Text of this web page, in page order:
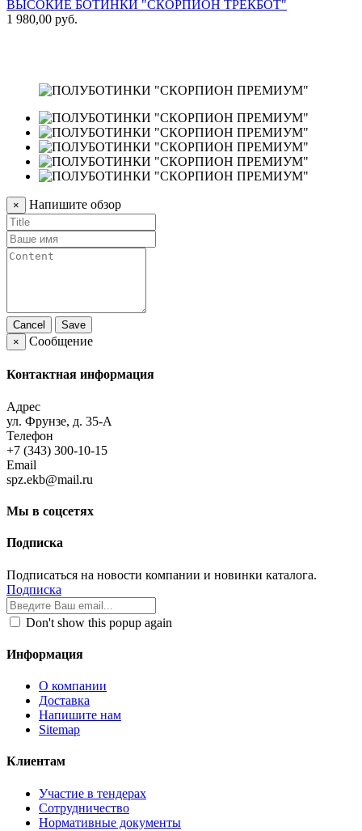
ВЫСОКИЕ БОТИНКИ "СКОРПИОН ТРЕКБОТ"
1 980,00 руб.
× Напишите обзор
Cancel
Save
×
Сообщение
Контактная информация
Адрес
ул. Фрунзе, д. 35-А
Телефон
+7 (343) 300-10-15
Email
spz.ekb@mail.ru
Мы в соцсетях
Подписка
Подписаться на новости компании и новинки каталога.
Подписка
Don't show this popup again
Информация
О компании
Доставка
Напишите нам
Sitemap
Клиентам
Участие в тендерах
Сотрудничество
Нормативные документы